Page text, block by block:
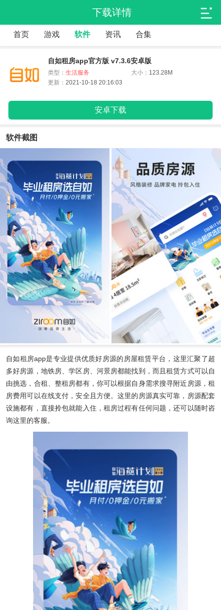
下载详情
首页 游戏 软件 资讯 合集
自如租房app官方版 v7.3.6安卓版
类型： 生活服务 大小： 123.28M
更新： 2021-10-18 20:16:03
安卓下载
软件截图
自如租房app是专业提供优质好房源的房屋租赁平台，这里汇聚了超
多好房源，地铁房、学区房、河景房都能找到，而且租赁方式可以自
由挑选，合租、整租房都有，你可以根据自身需求搜寻附近房源，租
房费用可以在线支付，安全且方便。这里的房源真实可靠，房源配套
设施都有，直接拎包就能入住，租房过程有任何问题，还可以随时咨
询这里的客服。